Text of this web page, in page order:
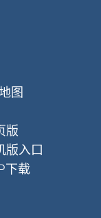
图
版
版入口
下载